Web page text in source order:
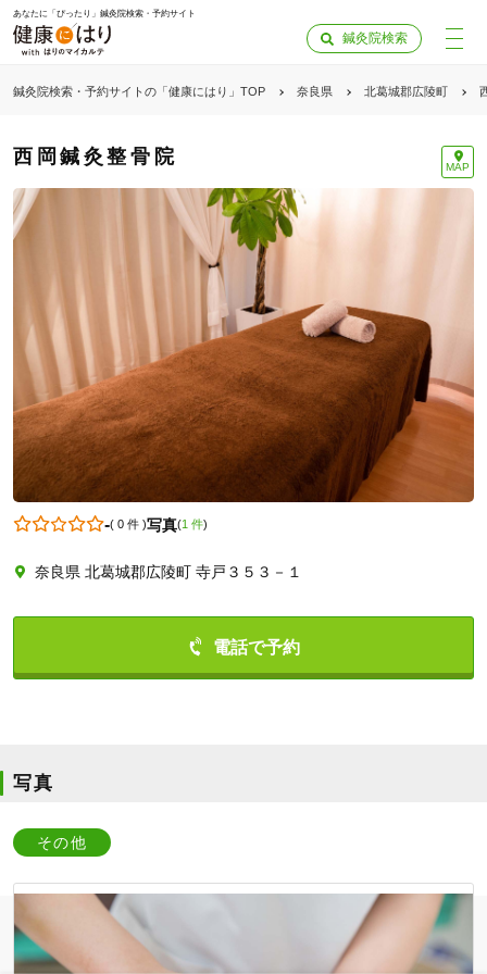
あなたに「ぴったり」鍼灸院検索・予約サイト
鍼灸院検索
鍼灸院検索・予約サイトの「健康にはり」TOP 奈良県 北葛城郡広陵町
西岡鍼灸整骨院 MAP
-( 0 件)写真(1 件)
奈良県 北葛城郡広陵町 寺戸３５３－１
写真
その他
「健康にはりを見た」
0745238585